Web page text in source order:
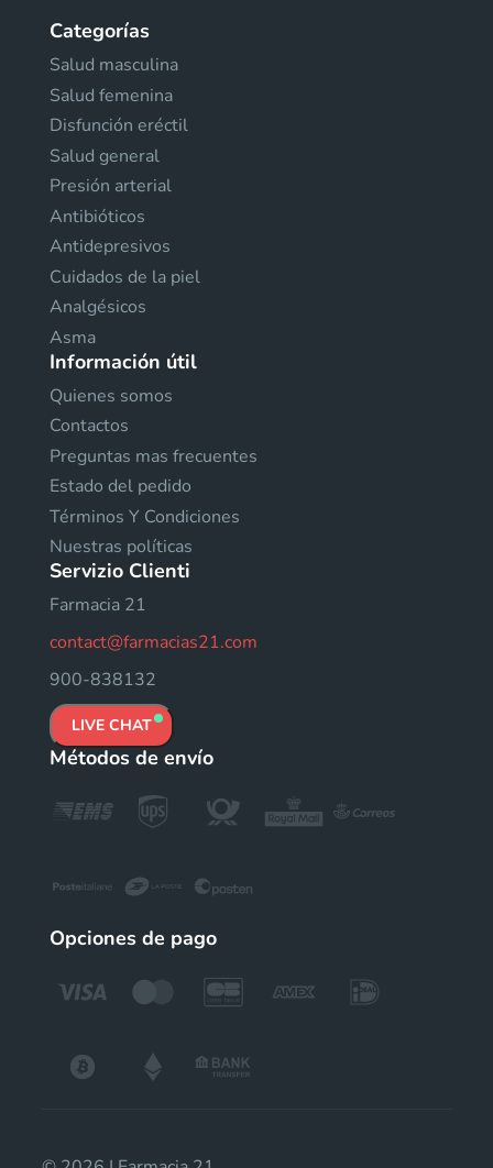
Categorías
Salud masculina
Salud femenina
Disfunción eréctil
Salud general
Presión arterial
Antibióticos
Antidepresivos
Cuidados de la piel
Analgésicos
Asma
Información útil
Quienes somos
Contactos
Preguntas mas frecuentes
Estado del pedido
Términos Y Condiciones
Nuestras políticas
Servizio Clienti
Farmacia 21
contact@farmacias21.com
900-838132
LIVE CHAT
Métodos de envío
Opciones de pago